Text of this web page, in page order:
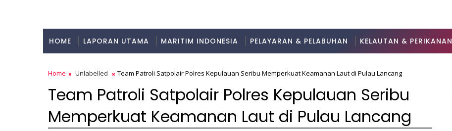
HOME LAPORAN UTAMA MARITIM INDONESIA PELAYARAN & PELABUHAN KELAUTAN & PERIKANAN
Home Unlabelled Team Patroli Satpolair Polres Kepulauan Seribu Memperkuat Keamanan Laut di Pulau Lancang
Team Patroli Satpolair Polres Kepulauan Seribu
Memperkuat Keamanan Laut di Pulau Lancang